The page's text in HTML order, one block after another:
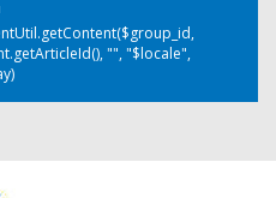
"", "$locale",